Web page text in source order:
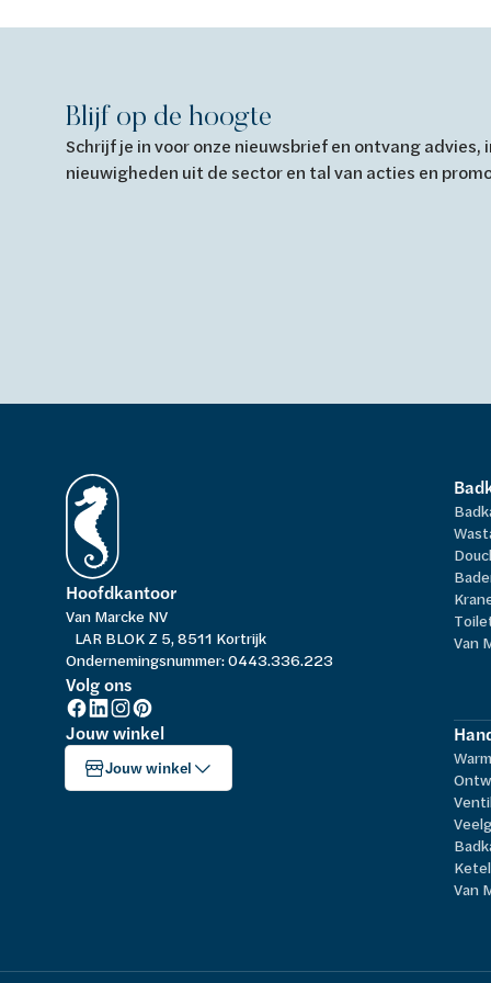
Blijf op de hoogte
Schrijf je in voor onze nieuwsbrief en ontvang advies,
nieuwigheden uit de sector en tal van acties en
Hoofdkantoor
Van Marcke NV
LAR BLOK Z 5, 8511 Kortrijk
Ondernemingsnummer: 0443.336.223
Volg ons
Jouw winkel
Jouw winkel
Van
Van